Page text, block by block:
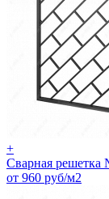
+
Сварная решетка
от 960 руб/м2